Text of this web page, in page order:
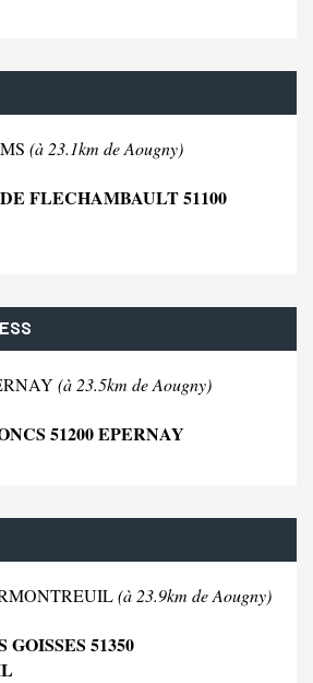
(à 23.1km de Aougny)
FLECHAMBAULT 51100
(à 23.5km de Aougny)
51200 EPERNAY
(à 23.9km de Aougny)
GOISSES 51350